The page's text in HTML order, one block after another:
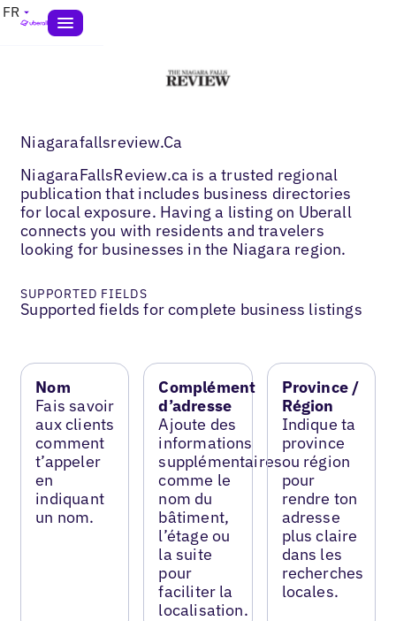
FR
Niagarafallsreview.Ca
NiagaraFallsReview.ca is a trusted regional
publication that includes business directories
for local exposure. Having a listing on Uberall
connects you with residents and travelers
looking for businesses in the Niagara region.
SUPPORTED FIELDS
Supported fields for complete business listings
Nom
Fais savoir
aux clients
comment
t’appeler
en
indiquant
un nom.
Complément
d’adresse
Ajoute des
informations
supplémentaires
comme le
nom du
bâtiment,
l’étage ou
la suite
pour
faciliter la
localisation.
Province /
Région
Indique ta
province
ou région
pour
rendre ton
adresse
plus claire
dans les
recherches
locales.